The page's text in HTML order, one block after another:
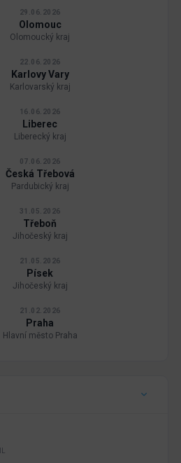
29.06.2026
Olomouc
Olomoucký kraj
22.06.2026
Karlovy Vary
Karlovarský kraj
16.06.2026
Liberec
Liberecký kraj
07.06.2026
Česká Třebová
Pardubický kraj
31.05.2026
Třeboň
Jihočeský kraj
21.05.2026
Písek
Jihočeský kraj
21.02.2026
Praha
Hlavní město Praha